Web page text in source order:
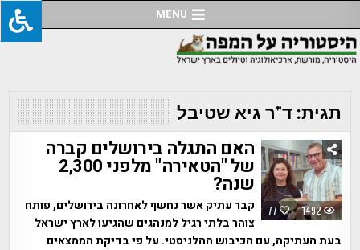
to
content
MENU
תגית:ד"ר גיא שטיבל
77 1492
האם התגלה בירושלים קברה
של "הטאירה" מלפני 2,300
שנה?
קבר עתיק אשר נחשף לאחרונה בירושלים, פותח
צוהר בלתי רגיל למנהגים שהגיעו לארץ ישראל
בעת העתיקה, עם הכיבוש ההלניסטי. על פי בדיקת הממצאים